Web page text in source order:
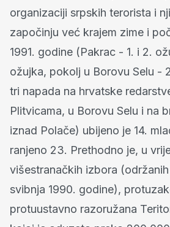
organizaciji srpskih terorista i
započinju već krajem zime i
1991. godine (Pakrac - 1. i 2.
ožujka, pokolj u Borovu Selu -
tri napada na hrvatske
Plitvicama, u Borovu Selu i na
iznad Polače) ubijeno je 14.
ranjeno 23. Prethodno je, u
višestranačkih izbora
svibnja 1990. godine),
protuustavno razoružana